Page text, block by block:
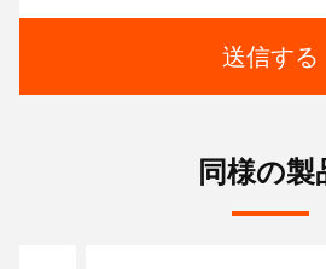
送信する
同様の製